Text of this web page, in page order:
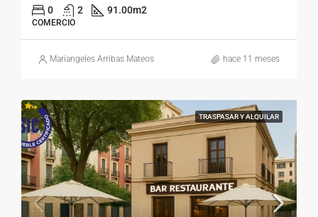
0 2 91.00m2
COMERCIO
Mariangeles Arribas Mateos hace 11 meses
TRASPASAR Y ALQUILAR